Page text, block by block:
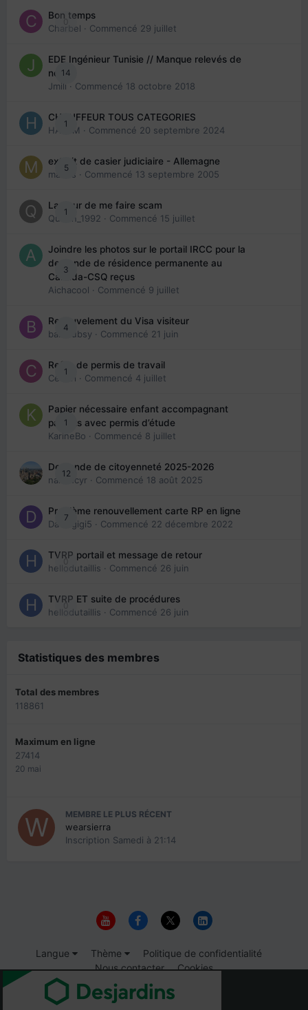
0
Bon temps
Charbel · Commencé 29 juillet
14
EDE Ingénieur Tunisie // Manque relevés de
note
Jmili · Commencé 18 octobre 2018
1
CHAUFFEUR TOUS CATEGORIES
HAZEM · Commencé 20 septembre 2024
5
extrait de casier judiciaire - Allemagne
maries · Commencé 13 septembre 2005
1
La peur de me faire scam
Queen_1992 · Commencé 15 juillet
3
Joindre les photos sur le portail IRCC pour la
demande de résidence permanente au
Canada-CSQ reçus
Aichacool · Commencé 9 juillet
4
Renouvelement du Visa visiteur
babibubsy · Commencé 21 juin
1
Refus de permis de travail
Cedbri · Commencé 4 juillet
1
Papier nécessaire enfant accompagnant
parents avec permis d’étude
KarineBo · Commencé 8 juillet
12
Demande de citoyenneté 2025-2026
nanancyr · Commencé 18 août 2025
7
Problème renouvellement carte RP en ligne
Davidgigi5 · Commencé 22 décembre 2022
0
TVRP portail et message de retour
hellodutaillis · Commencé 26 juin
0
TVRP ET suite de procédures
hellodutaillis · Commencé 26 juin
Statistiques des membres
Total des membres
118861
Maximum en ligne
27414
20 mai
MEMBRE LE PLUS RÉCENT
wearsierra
Inscription Samedi à 21:14
Langue Thème
Politique de confidentialité
Nous contacter
Cookies
© 1999-2026 Immigrer.com Inc.